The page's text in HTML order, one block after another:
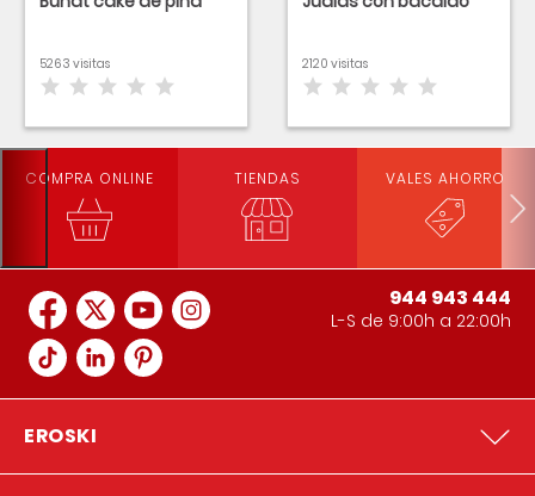
5263 visitas 2120 visitas
COMPRA ONLINE TIENDAS VALES AHORRO
944 943 444
L-S de 9:00h a 22:00h
EROSKI